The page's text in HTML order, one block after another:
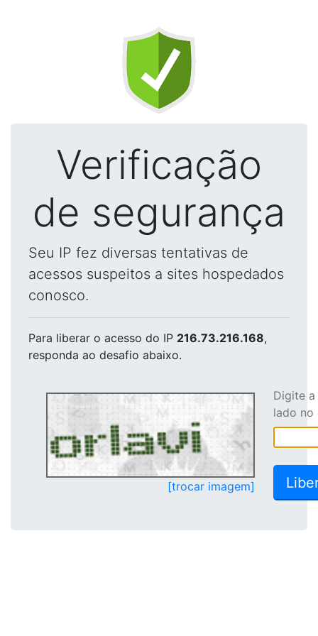
Verificação
de segurança
Seu IP fez diversas tentativas de
acessos suspeitos a sites hospedados
conosco.
Para liberar o acesso do IP 216.73.216.168,
responda ao desafio abaixo.
[trocar imagem]
Digite
lado no